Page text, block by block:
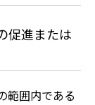
促進または
範囲内である